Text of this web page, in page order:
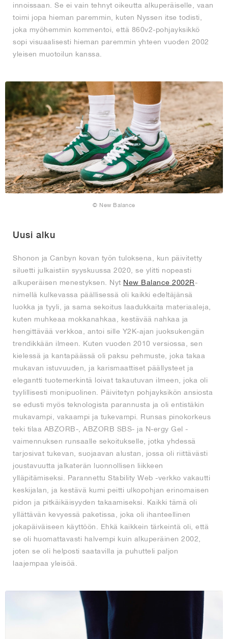
innoissaan. Se ei vain tehnyt oikeutta alkuperäiselle, vaan
toimi jopa hieman paremmin, kuten Nyssen itse todisti,
joka myöhemmin kommentoi, että 860v2-pohjayksikkö
sopi visuaalisesti hieman paremmin yhteen vuoden 2002
yleisen muotoilun kanssa.
© New Balance
Uusi alku
Shonon ja Canbyn kovan työn tuloksena, kun päivitetty
siluetti julkaistiin syyskuussa 2020, se ylitti nopeasti
alkuperäisen menestyksen. Nyt New Balance 2002R-
nimellä kulkevassa päällisessä oli kaikki edeltäjänsä
luokka ja tyyli, ja sama sekoitus laadukkaita materiaaleja,
kuten muhkeaa mokkanahkaa, kestävää nahkaa ja
hengittävää verkkoa, antoi sille Y2K-ajan juoksukengän
trendikkään ilmeen. Kuten vuoden 2010 versiossa, sen
kielessä ja kantapäässä oli paksu pehmuste, joka takaa
mukavan istuvuuden, ja karismaattiset päällysteet ja
elegantti tuotemerkintä loivat takautuvan ilmeen, joka oli
tyylillisesti monipuolinen. Päivitetyn pohjayksikön ansiosta
se edusti myös teknologista parannusta ja oli entistäkin
mukavampi, vakaampi ja tukevampi. Runsas pinokorkeus
teki tilaa ABZORB-, ABZORB SBS- ja N-ergy Gel -
vaimennuksen runsaalle sekoitukselle, jotka yhdessä
tarjosivat tukevan, suojaavan alustan, jossa oli riittävästi
joustavuutta jalkaterän luonnollisen liikkeen
ylläpitämiseksi. Parannettu Stability Web -verkko vakautti
keskijalan, ja kestävä kumi peitti ulkopohjan erinomaisen
pidon ja pitkäikäisyyden takaamiseksi. Kaikki tämä oli
yllättävän kevyessä paketissa, joka oli ihanteellinen
jokapäiväiseen käyttöön. Ehkä kaikkein tärkeintä oli, että
se oli huomattavasti halvempi kuin alkuperäinen 2002,
joten se oli helposti saatavilla ja puhutteli paljon
laajempaa yleisöä.